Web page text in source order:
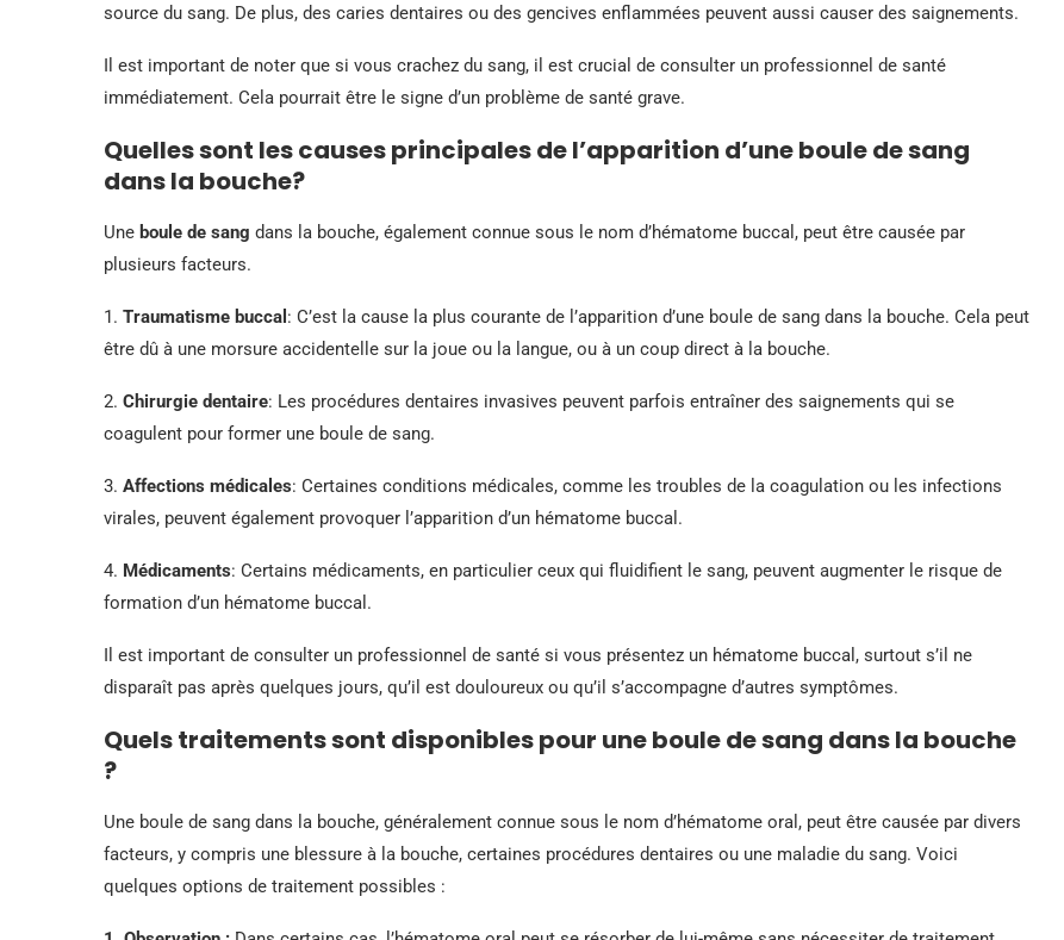
source du sang. De plus, des caries dentaires ou des gencives enflammées peuvent aussi causer des saignements.
Il est important de noter que si vous crachez du sang, il est crucial de consulter un professionnel de santé
immédiatement. Cela pourrait être le signe d’un problème de santé grave.
Quelles sont les causes principales de l’apparition d’une boule de sang
dans la bouche?
Une boule de sang dans la bouche, également connue sous le nom d’hématome buccal, peut être causée par
plusieurs facteurs.
1. Traumatisme buccal : C’est la cause la plus courante de l’apparition d’une boule de sang dans la bouche. Cela peut
être dû à une morsure accidentelle sur la joue ou la langue, ou à un coup direct à la bouche.
2. Chirurgie dentaire: Les procédures dentaires invasives peuvent parfois entraîner des saignements qui se
coagulent pour former une boule de sang.
3. Affections médicales: Certaines conditions médicales, comme les troubles de la coagulation ou les infections
virales, peuvent également provoquer l’apparition d’un hématome buccal.
4. Médicaments: Certains médicaments, en particulier ceux qui fluidifient le sang, peuvent augmenter le risque de
formation d’un hématome buccal.
Il est important de consulter un professionnel de santé si vous présentez un hématome buccal, surtout s’il ne
disparaît pas après quelques jours, qu’il est douloureux ou qu’il s’accompagne d’autres symptômes.
Quels traitements sont disponibles pour une boule de sang dans la bouche
?
Une boule de sang dans la bouche, généralement connue sous le nom d’hématome oral, peut être causée par divers
facteurs, y compris une blessure à la bouche, certaines procédures dentaires ou une maladie du sang. Voici
quelques options de traitement possibles :